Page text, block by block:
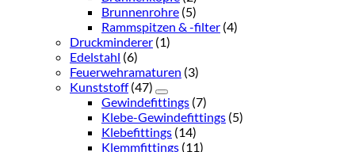
Brunnenrohre (5)
Rammspitzen & -filter (4)
Druckminderer (1)
Edelstahl (6)
Feuerwehramaturen (3)
Kunststoff (47)
Gewindefittings (7)
Klebe-Gewindefittings (5)
Klebefittings (14)
Klemmfittings (11)